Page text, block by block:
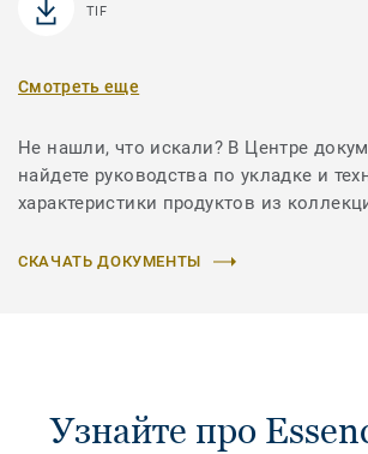
TIF
Смотреть еще
Не нашли, что искали? В Центре
найдете руководства по укладке и
характеристики продуктов из
СКАЧАТЬ ДОКУМЕНТЫ
Узнайте про